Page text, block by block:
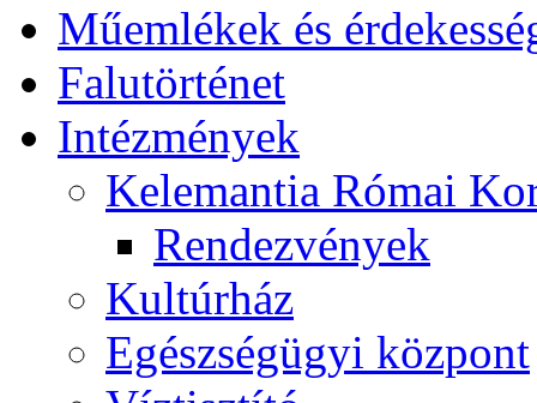
Műemlékek és
Falutörténet
Intézmények
Kelemantia Római
Rendezvények
Kultúrház
Egészségügyi központ